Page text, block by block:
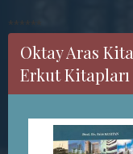
******
Oktay Aras
Erkut Kitapları